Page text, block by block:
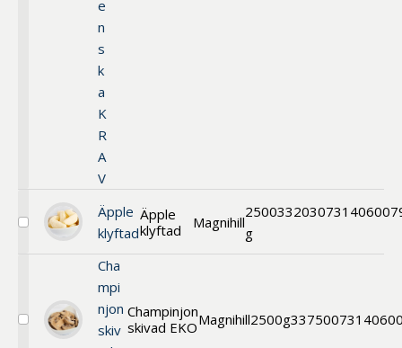
e
n
s
k
a
K
R
A
V
Välj
klyftad
Äpple
klyftad
Äpple
klyftad
Magnihill
2500
g
33203
Välj
Cha
mpi
njon
skiv
Champinjon
skivad EKOMagnihill2500g33750